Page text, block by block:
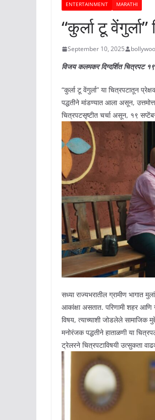
ENTERTAINMENT MARATHI
“कुर्ला टू
September 10, 2025
विजय कलमकर दिग्दर्शित चित्रपट १९
“कुर्ला टू वेंगुर्ला” या चित्रपटातून
पद्धतीने मांडण्यात आला असून,
चित्रपटसृष्टीत चर्चा असून, १९
सध्या राज्यभरातील ग्रामीण भागात
आकांक्षा असतात. परिणामी शहर आणि
विषय, त्याच्याशी जोडलेले सामाजिक
मनोरंजक पद्धतीने हाताळणी या
ट्रेलरने चित्रपटाविषयी उत्सुकता